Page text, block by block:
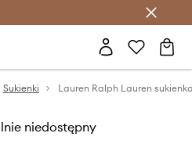
z Answear Club >
Sukienki Lauren Ralph Lauren
niedostępny